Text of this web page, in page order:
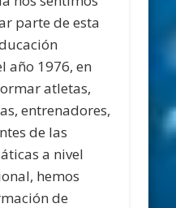
parte de esta
año 1976, en
atletas,
entrenadores,
de las
a nivel
hemos
de